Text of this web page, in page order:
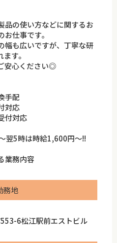
品の使い方などに関するお
仕事です。
幅も広いですが、丁寧な研
す。
安心ください◎
手配
対応
付対応
翌5時は時給1,600円～!!
業務内容
務地
6松江駅前エストビル